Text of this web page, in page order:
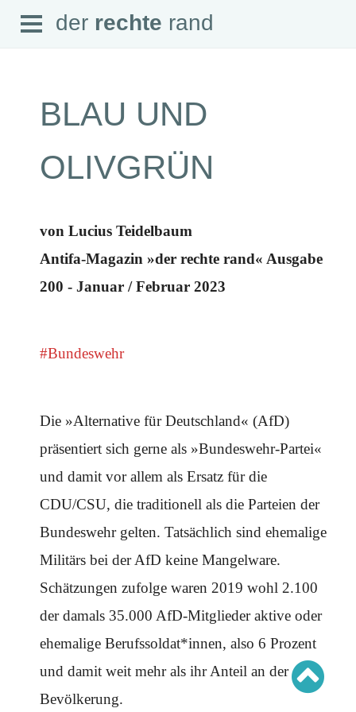
der rechte rand
SEITEN
Audio
Downloads
Datenschutz
Schwerpunkte Übersicht
Schwerpunkt AFD-Verbot
Schwerpunkt »Reichsbürger«
Schwerpunkt NPD
Ausgabe 221
Ausgabe 219
Ausgabe 217
Open
Menu
der rechte rand
BLAU UND
OLIVGRÜN
von Lucius Teidelbaum
Antifa-Magazin »der rechte rand« Ausgabe
200 - Januar / Februar 2023
#Bundeswehr
Die »Alternative für Deutschland« (AfD)
präsentiert sich gerne als »Bundeswehr-Partei«
und damit vor allem als Ersatz für die
CDU/CSU, die traditionell als die Parteien der
Bundeswehr gelten. Tatsächlich sind ehemalige
Militärs bei der AfD keine Mangelware.
Schätzungen zufolge waren 2019 wohl 2.100
der damals 35.000 AfD-Mitglieder aktive oder
ehemalige Berufssoldat*innen, also 6 Prozent
und damit weit mehr als ihr Anteil an der
Bevölkerung.